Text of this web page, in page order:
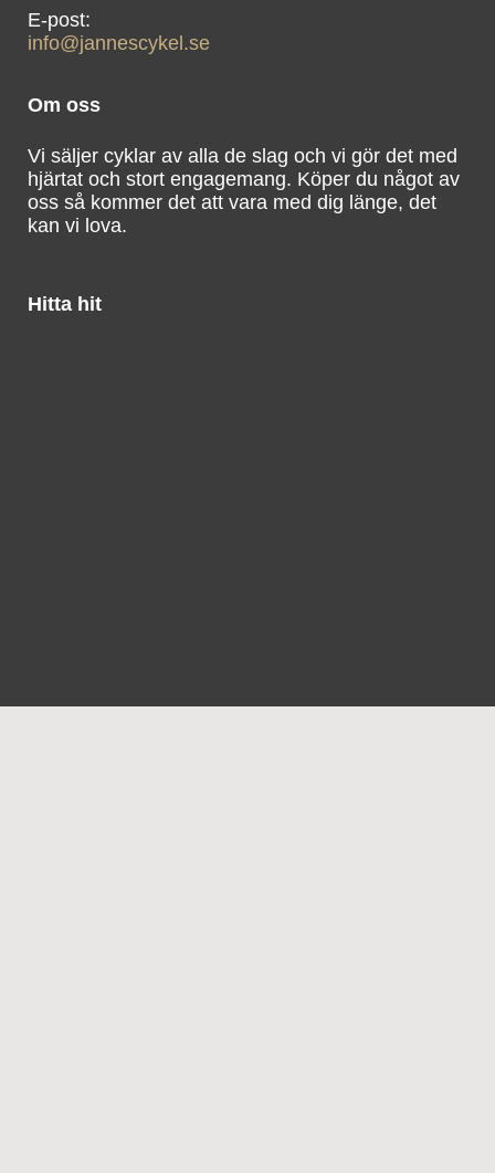
info@jannescykel.se
Om oss
Vi säljer cyklar av alla de slag och vi gör det med
hjärtat och stort engagemang. Köper du något av
oss så kommer det att vara med dig länge, det
kan vi lova.
Hitta hit